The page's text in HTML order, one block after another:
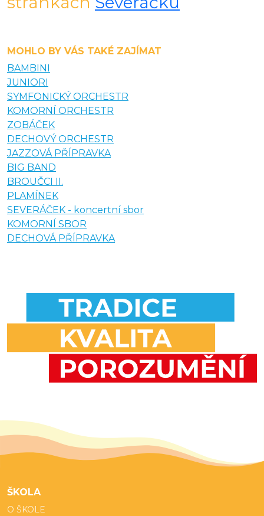
MOHLO BY VÁS TAKÉ ZAJÍMAT
BAMBINI
JUNIORI
SYMFONICKÝ ORCHESTR
KOMORNÍ ORCHESTR
ZOBÁČEK
DECHOVÝ ORCHESTR
JAZZOVÁ PŘÍPRAVKA
BIG BAND
BROUČCI II.
PLAMÍNEK
SEVERÁČEK - koncertní sbor
KOMORNÍ SBOR
DECHOVÁ PŘÍPRAVKA
ŠKOLA
O ŠKOLE